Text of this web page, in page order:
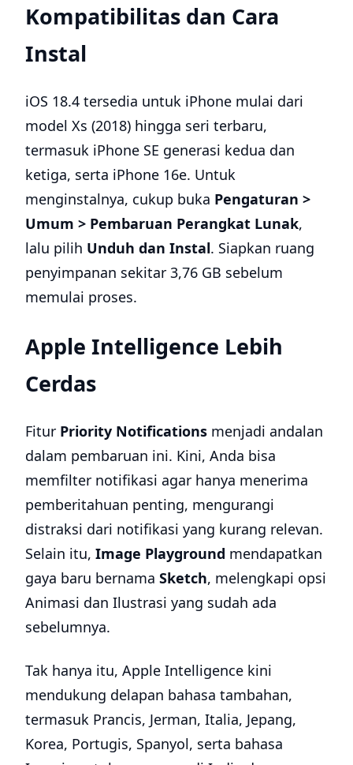
Kompatibilitas dan Cara
Instal
iOS 18.4 tersedia untuk iPhone mulai dari
model Xs (2018) hingga seri terbaru,
termasuk iPhone SE generasi kedua dan
ketiga, serta iPhone 16e. Untuk
menginstalnya, cukup buka Pengaturan >
Umum > Pembaruan Perangkat Lunak,
lalu pilih Unduh dan Instal. Siapkan ruang
penyimpanan sekitar 3,76 GB sebelum
memulai proses.
Apple Intelligence Lebih
Cerdas
Fitur Priority Notifications menjadi andalan
dalam pembaruan ini. Kini, Anda bisa
memfilter notifikasi agar hanya menerima
pemberitahuan penting, mengurangi
distraksi dari notifikasi yang kurang relevan.
Selain itu, Image Playground mendapatkan
gaya baru bernama Sketch, melengkapi opsi
Animasi dan Ilustrasi yang sudah ada
sebelumnya.
Tak hanya itu, Apple Intelligence kini
mendukung delapan bahasa tambahan,
termasuk Prancis, Jerman, Italia, Jepang,
Korea, Portugis, Spanyol, serta bahasa